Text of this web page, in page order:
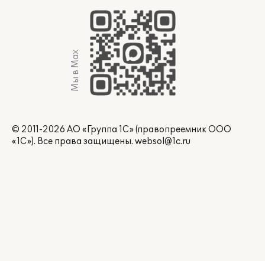
Мы в Max
© 2011-2026 АО «Группа 1С» (правопреемник ООО
«1С»). Все права защищены. websol@1c.ru